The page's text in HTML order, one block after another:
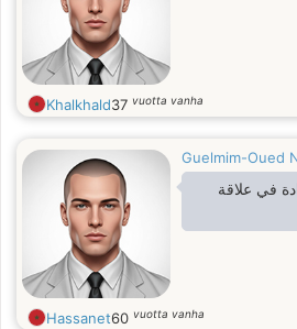
Khalkhald37 vuotta vanha
Guelmim-Oued
في علاقة
Hassanet60 vuotta vanha